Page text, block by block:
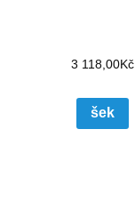
3 118,00Kč
šek